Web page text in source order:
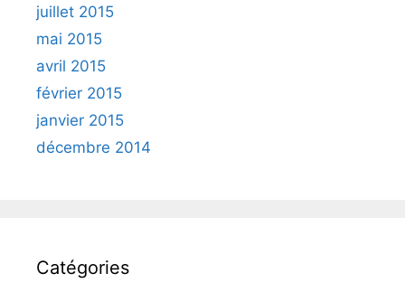
juillet 2015
mai 2015
avril 2015
février 2015
janvier 2015
décembre 2014
Catégories